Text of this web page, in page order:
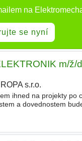
na
se nyní
m/ž/
s.r.o.
ihned na projekty po
a dovednostem